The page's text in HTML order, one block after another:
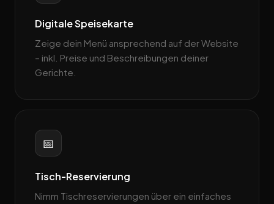
Digitale Speisekarte
Zeige dein Menü ansprechend auf der Website
– inkl. Preise und Beschreibungen deiner
Gerichte.
📅
Tisch-Reservierung
Nimm Tischreservierungen über ein einfaches